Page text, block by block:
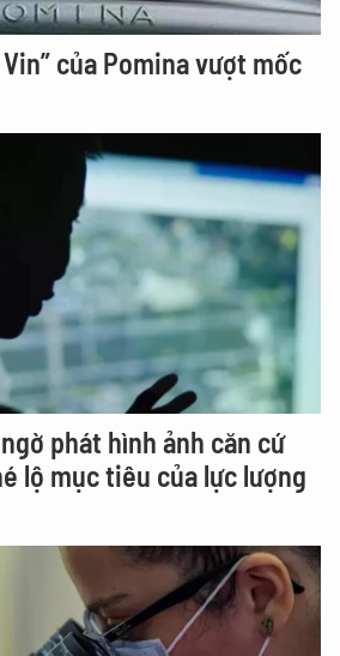
của Pomina vượt mốc
phát hình ảnh căn cứ
lộ mục tiêu của lực lượng